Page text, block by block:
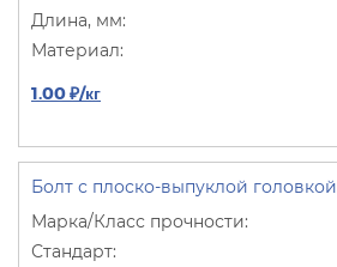
1.00 ₽/кг
Болт с плоско-выпуклой головкой